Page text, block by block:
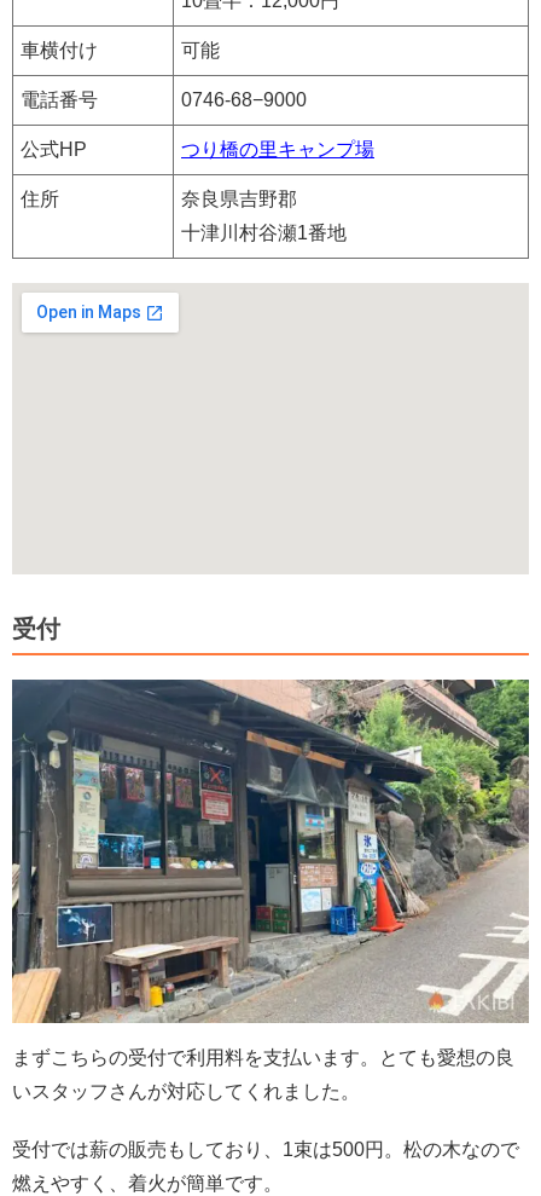
車横付け 可能
電話番号 0746-68−9000
公式HP つり橋の里キャンプ場
住所
奈良県吉野郡
十津川村谷瀬1番地
受付
まずこちらの受付で利用料を支払います。とても愛想の良
いスタッフさんが対応してくれました。
受付では薪の販売もしており、1束は500円。松の木なので
燃えやすく、着火が簡単です。